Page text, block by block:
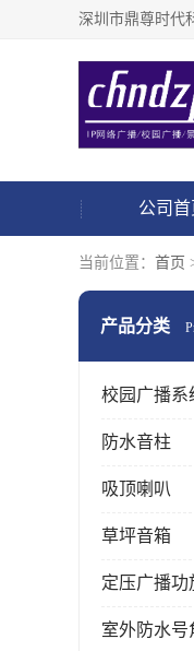
公司首
当前位置： 首页
产品分类
校园广播系
防水音柱
吸顶喇叭
草坪音箱
定压广播功
室外防水号